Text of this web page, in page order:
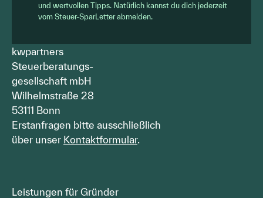
und wertvollen Tipps. Natürlich kannst du dich jederzeit
vom Steuer-SparLetter abmelden.
kwpartners
Steuerberatungs-
gesellschaft mbH
Wilhelmstraße 28
53111 Bonn
Erstanfragen bitte ausschließlich
über unser Kontaktformular.
Leistungen für Gründer